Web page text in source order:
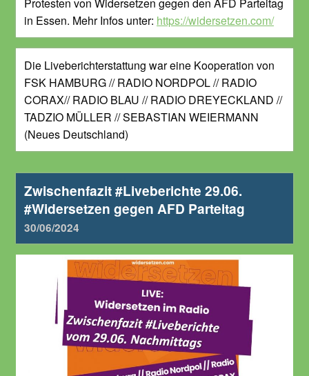
in Essen. Mehr Infos unter: https://widersetzen.com/
Die Liveberichterstattung war eine Kooperation von
FSK HAMBURG // RADIO NORDPOL // RADIO
CORAX// RADIO BLAU // RADIO DREYECKLAND //
TADZIO MÜLLER // SEBASTIAN WEIERMANN
(Neues Deutschland)
Zwischenfazit #Liveberichte 29.06.
#Widersetzen gegen AFD Parteitag
30/06/2024